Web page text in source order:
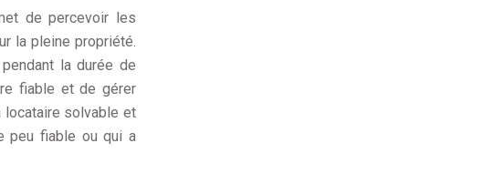
de percevoir les
la pleine propriété.
la durée de
fiable et de gérer
locataire solvable et
peu fiable ou qui a